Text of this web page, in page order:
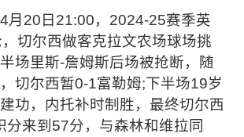
20日21:00，2024-25赛季英
切尔西做客克拉文农场球场挑
场里斯-詹姆斯后场被抢断，随
切尔西暂0-1富勒姆;下半场19岁
功，内托补时制胜，最终切尔西
分来到57分，与森林和维拉同